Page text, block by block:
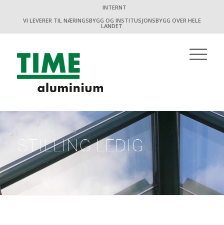
INTERNT
VI LEVERER TIL NÆRINGSBYGG OG INSTITUSJONSBYGG OVER HELE
LANDET
STILLING LEDIG